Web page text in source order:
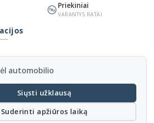
Priekiniai
VARANTYS RATAI
automobilio
Siųsti užklausą
Suderinti apžiūros laiką